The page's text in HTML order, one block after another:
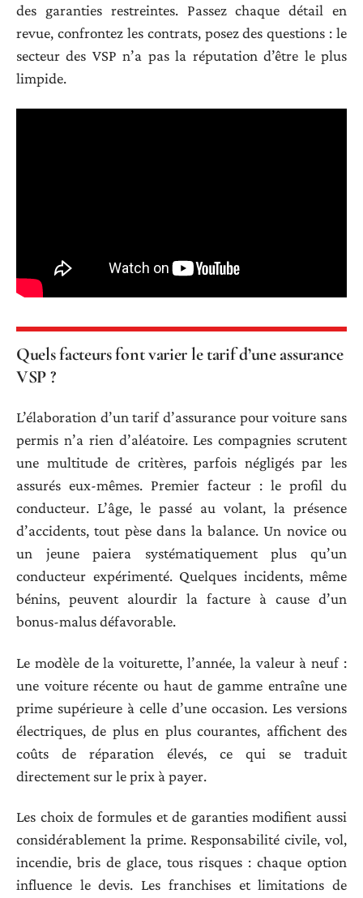
des garanties restreintes. Passez chaque détail en
revue, confrontez les contrats, posez des questions : le
secteur des VSP n’a pas la réputation d’être le plus
limpide.
Quels facteurs font varier le tarif d’une assurance
VSP ?
L’élaboration d’un tarif d’assurance pour voiture sans
permis n’a rien d’aléatoire. Les compagnies scrutent
une multitude de critères, parfois négligés par les
assurés eux-mêmes. Premier facteur : le profil du
conducteur. L’âge, le passé au volant, la présence
d’accidents, tout pèse dans la balance. Un novice ou
un jeune paiera systématiquement plus qu’un
conducteur expérimenté. Quelques incidents, même
bénins, peuvent alourdir la facture à cause d’un
bonus-malus défavorable.
Le modèle de la voiturette, l’année, la valeur à neuf :
une voiture récente ou haut de gamme entraîne une
prime supérieure à celle d’une occasion. Les versions
électriques, de plus en plus courantes, affichent des
coûts de réparation élevés, ce qui se traduit
directement sur le prix à payer.
Les choix de formules et de garanties modifient aussi
considérablement la prime. Responsabilité civile, vol,
incendie, bris de glace, tous risques : chaque option
influence le devis. Les franchises et limitations de